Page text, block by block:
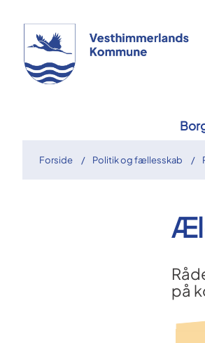
Forside Politik og fællesskab
på